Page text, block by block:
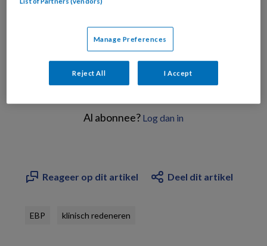
Bekijk de mogelijkheden
Al abonnee? Log dan in
Reageer op dit artikel Deel dit artikel
EBP klinisch redeneren
Manage Preferences
Reject All I Accept